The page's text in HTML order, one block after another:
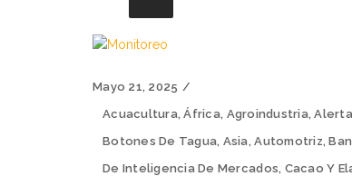
Mayo 21, 2025
Acuacultura,África, Agroindustria,
Botones De Tagua, Asia,Automotriz,
De Inteligencia De Mercados, Cacao Y